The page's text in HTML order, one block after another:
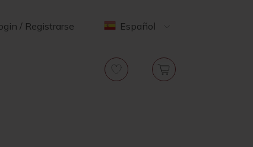
/ Registrarse Español